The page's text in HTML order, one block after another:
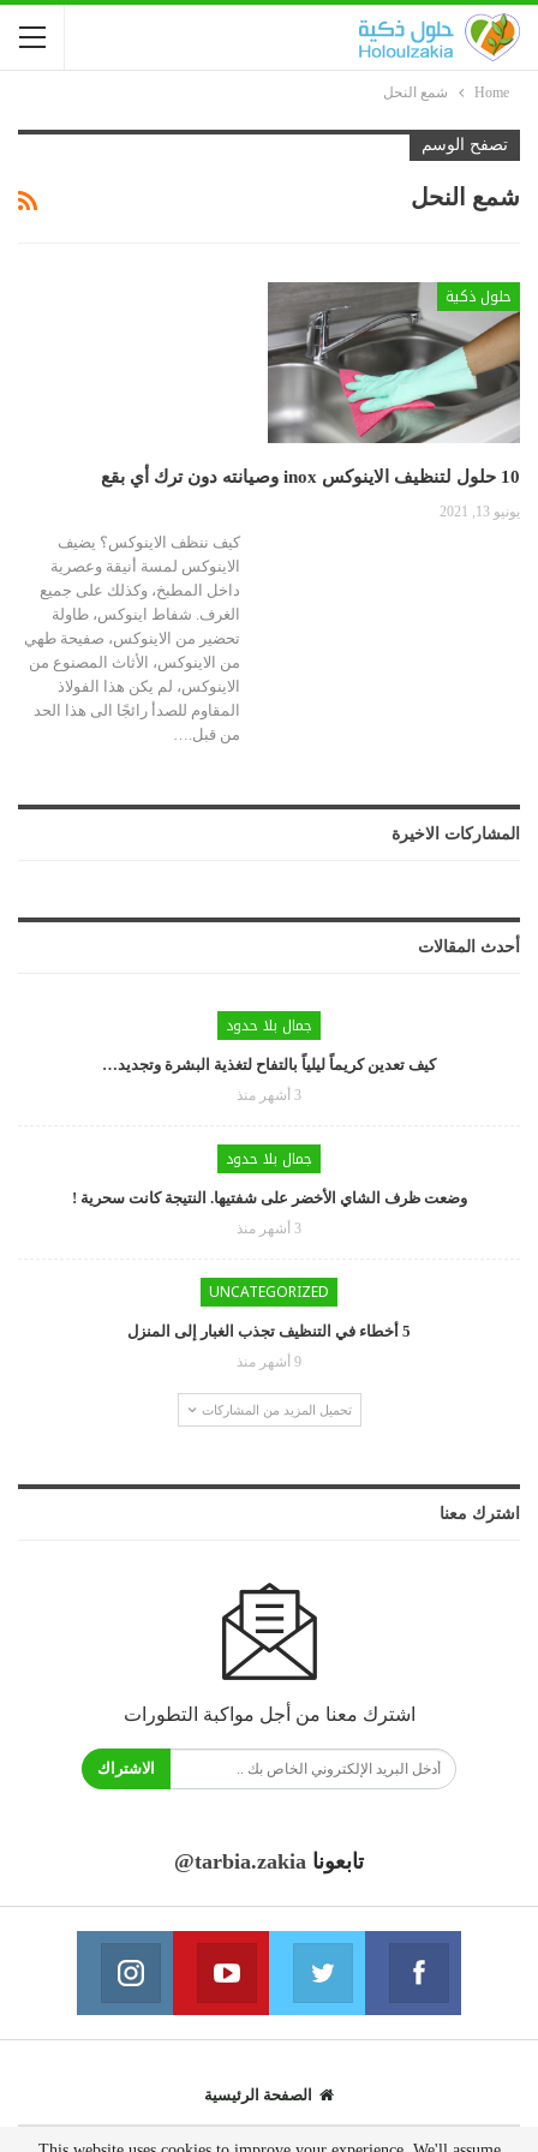
Home شمع النحل
تصفح الوسم
شمع النحل
حلول ذكية
10 حلول لتنظيف الاينوكس inox وصيانته دون ترك أي بقع
يونيو 13, 2021
كيف ننظف الاينوكس؟ يضيف
الاينوكس لمسة أنيقة وعصرية
داخل المطبخ، وكذلك على جميع
الغرف. شفاط اينوكس، طاولة
تحضير من الاينوكس، صفيحة طهي
من الاينوكس، الأثاث المصنوع من
الاينوكس، لم يكن هذا الفولاذ
المقاوم للصدأ رائجًا الى هذا الحد
من قبل.…
المشاركات الاخيرة
أحدث المقالات
جمال بلا حدود
كيف تعدين كريماً ليلياً بالتفاح لتغذية البشرة وتجديد…
3 أشهر منذ
جمال بلا حدود
وضعت ظرف الشاي الأخضر على شفتيها. النتيجة كانت سحرية !
3 أشهر منذ
UNCATEGORIZED
5 أخطاء في التنظيف تجذب الغبار إلى المنزل
9 أشهر منذ
تحميل المزيد من المشاركات
اشترك معنا
اشترك معنا من أجل مواكبة التطورات
الاشتراك
تابعونا @tarbia.zakia
فايسبوك
انضم الينا انضم الينا
يوتيوب
انضم الينا
الصفحة الرئيسية